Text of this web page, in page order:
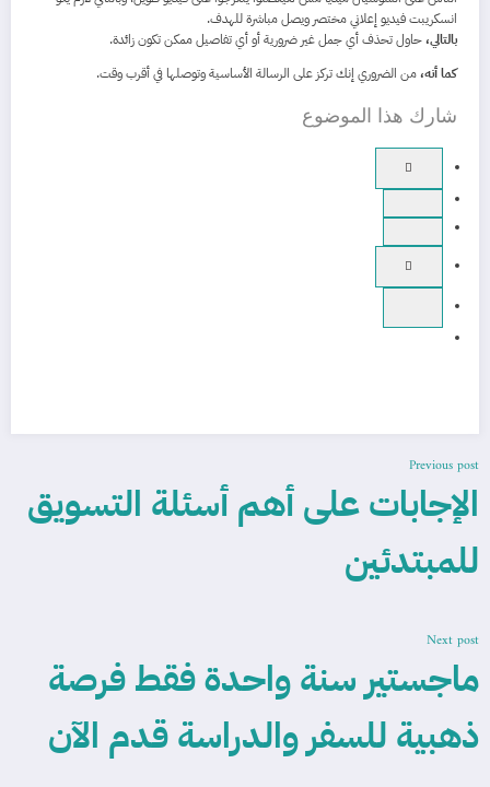
انسكريبت فيديو إعلاني مختصر ويصل مباشرة للهدف.
بالتالي،حاول تحذف أي جمل غير ضرورية أو أي تفاصيل ممكن تكون زائدة.
كما أنه،من الضروري إنك تركز على الرسالة الأساسية وتوصلها في أقرب وقت.
شارك هذا الموضوع
Previous post
الإجابات على أهم أسئلة التسويق
للمبتدئين
Next post
ماجستير سنة واحدة فقط فرصة
ذهبية للسفر والدراسة قدم الآن